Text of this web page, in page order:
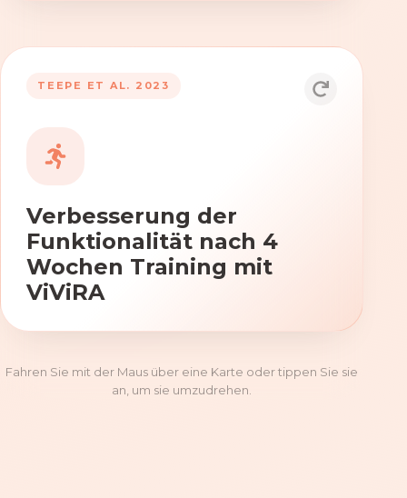
TEEPE ET AL. 2023
Verbesserung der
Funktionalität nach 4
Wochen Training mit
ViViRA
Durch die Anwendung von ViViRA
Beweglichkeit und Koordination nach
Fahren Sie mit der Maus über eine Karte oder tippen Sie sie
an, um sie umzudrehen.